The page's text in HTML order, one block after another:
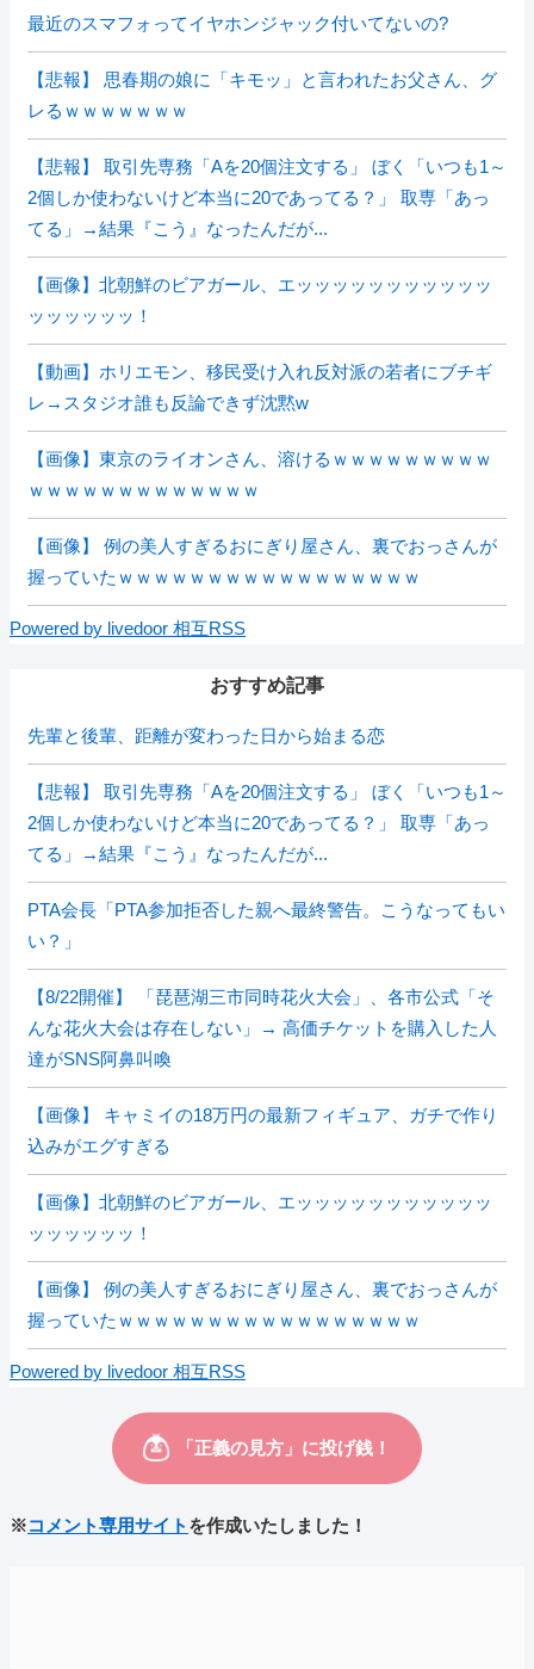
最近のスマフォってイヤホンジャック付いてないの?
【悲報】 思春期の娘に「キモッ」と言われたお父さん、グ
レるｗｗｗｗｗｗｗ
【悲報】 取引先専務「Aを20個注文する」 ぼく「いつも1～
2個しか使わないけど本当に20であってる？」 取専「あっ
てる」→結果『こう』なったんだが...
【画像】北朝鮮のビアガール、エッッッッッッッッッッッ
ッッッッッッ！
【動画】ホリエモン、移民受け入れ反対派の若者にブチギ
レ→スタジオ誰も反論できず沈黙w
【画像】東京のライオンさん、溶けるｗｗｗｗｗｗｗｗｗ
ｗｗｗｗｗｗｗｗｗｗｗｗｗ
【画像】 例の美人すぎるおにぎり屋さん、裏でおっさんが
握っていたｗｗｗｗｗｗｗｗｗｗｗｗｗｗｗｗｗ
Powered by livedoor 相互RSS
おすすめ記事
先輩と後輩、距離が変わった日から始まる恋
【悲報】 取引先専務「Aを20個注文する」 ぼく「いつも1～
2個しか使わないけど本当に20であってる？」 取専「あっ
てる」→結果『こう』なったんだが...
PTA会長「PTA参加拒否した親へ最終警告。こうなってもい
い？」
【8/22開催】 「琵琶湖三市同時花火大会」、各市公式「そ
んな花火大会は存在しない」→ 高価チケットを購入した人
達がSNS阿鼻叫喚
【画像】 キャミイの18万円の最新フィギュア、ガチで作り
込みがエグすぎる
【画像】北朝鮮のビアガール、エッッッッッッッッッッッ
ッッッッッッ！
【画像】 例の美人すぎるおにぎり屋さん、裏でおっさんが
握っていたｗｗｗｗｗｗｗｗｗｗｗｗｗｗｗｗｗ
Powered by livedoor 相互RSS
※コメント専用サイト を作成いたしました！